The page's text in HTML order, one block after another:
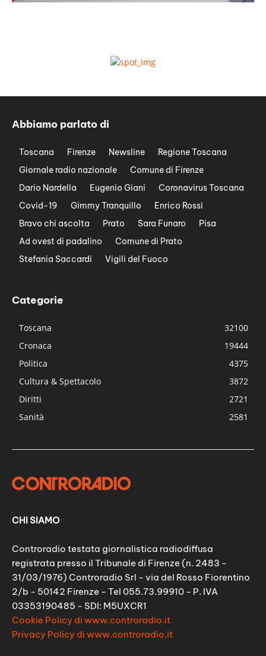
Abbiamo parlato di
Toscana Firenze Newsline
Regione Toscana
Giornale radio nazionale
Comune di Firenze
Dario Nardella
Eugenio Giani
Coronavirus Toscana
Covid-19
Gimmy Tranquillo
Enrico Rossi
Bravo chi ascolta
Prato Sara Funaro
Pisa
Ad ovest di padalino
Comune di Prato
Stefania Saccardi
Vigili del Fuoco
Categorie
Toscana
32100
Cronaca
19444
Politica
4375
Cultura & Spettacolo
3872
Diritti
2721
Sanità
2581
CHI SIAMO
Controradio testata giornalistica radiodiffusa
registrata presso il Tribunale di Firenze (n. 2483 -
31/03/1976) Controradio Srl - via del Rosso Fiorentino
2/b - 50142 Firenze - Tel 055.73.99910 - P. IVA
03353190485 - SDI: M5UXCR1
Cookie Policy di www.controradio.it
Privacy Policy di www.controradio.it